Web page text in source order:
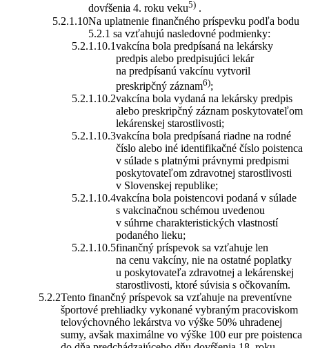
dovŕšenia 4. roku veku5) .
Na uplatnenie finančného príspevku podľa bodu
5.2.1 sa vzťahujú nasledovné podmienky:
vakcína bola predpísaná na lekársky
predpis alebo predpisujúci lekár
na predpísanú vakcínu vytvoril
preskripčný záznam6);
vakcína bola vydaná na lekársky predpis
alebo preskripčný záznam poskytovateľom
lekárenskej starostlivosti;
vakcína bola predpísaná riadne na rodné
číslo alebo iné identifikačné číslo poistenca
v súlade s platnými právnymi predpismi
poskytovateľom zdravotnej starostlivosti
v Slovenskej republike;
vakcína bola poistencovi podaná v súlade
s vakcinačnou schémou uvedenou
v súhrne charakteristických vlastností
podaného lieku;
finančný príspevok sa vzťahuje len
na cenu vakcíny, nie na ostatné poplatky
u poskytovateľa zdravotnej a lekárenskej
starostlivosti, ktoré súvisia s očkovaním.
Tento finančný príspevok sa vzťahuje na preventívne
športové prehliadky vykonané vybraným pracoviskom
telovýchovného lekárstva vo výške 50% uhradenej
sumy, avšak maximálne vo výške 100 eur pre poistenca